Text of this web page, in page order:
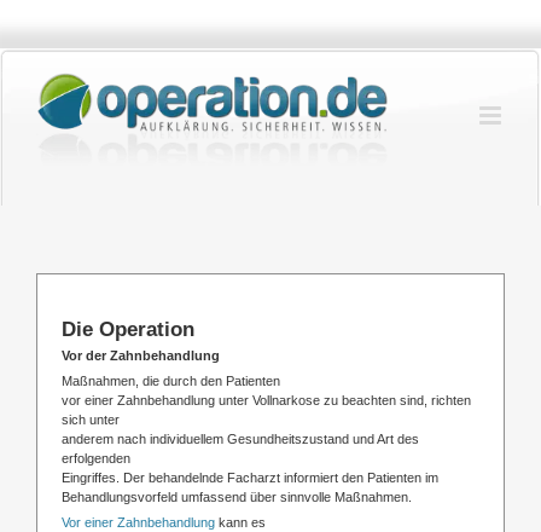
springen
Die Operation
Vor der Zahnbehandlung
Maßnahmen, die durch den Patienten
vor einer Zahnbehandlung unter Vollnarkose zu beachten sind, richten
sich unter
anderem nach individuellem Gesundheitszustand und Art des
erfolgenden
Eingriffes. Der behandelnde Facharzt informiert den Patienten im
Behandlungsvorfeld umfassend über sinnvolle Maßnahmen.
Vor einer Zahnbehandlung kann es